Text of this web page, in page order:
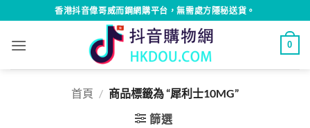
to
content
香港抖音偉哥威而鋼網購平台，無需處方隱秘送貨。
0
首頁 / 商品標籤為 “犀利士10MG”
篩選